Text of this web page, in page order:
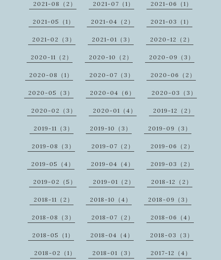
2021-08（2） 2021-07（1） 2021-06（1）
2021-05（1） 2021-04（2） 2021-03（1）
2021-02（3） 2021-01（3） 2020-12（2）
2020-11（2） 2020-10（2） 2020-09（3）
2020-08（1） 2020-07（3） 2020-06（2）
2020-05（3） 2020-04（6） 2020-03（3）
2020-02（3） 2020-01（4） 2019-12（2）
2019-11（3） 2019-10（3） 2019-09（3）
2019-08（3） 2019-07（2） 2019-06（2）
2019-05（4） 2019-04（4） 2019-03（2）
2019-02（5） 2019-01（2） 2018-12（2）
2018-11（2） 2018-10（4） 2018-09（3）
2018-08（3） 2018-07（2） 2018-06（4）
2018-05（1） 2018-04（4） 2018-03（3）
2018-02（1） 2018-01（3） 2017-12（4）